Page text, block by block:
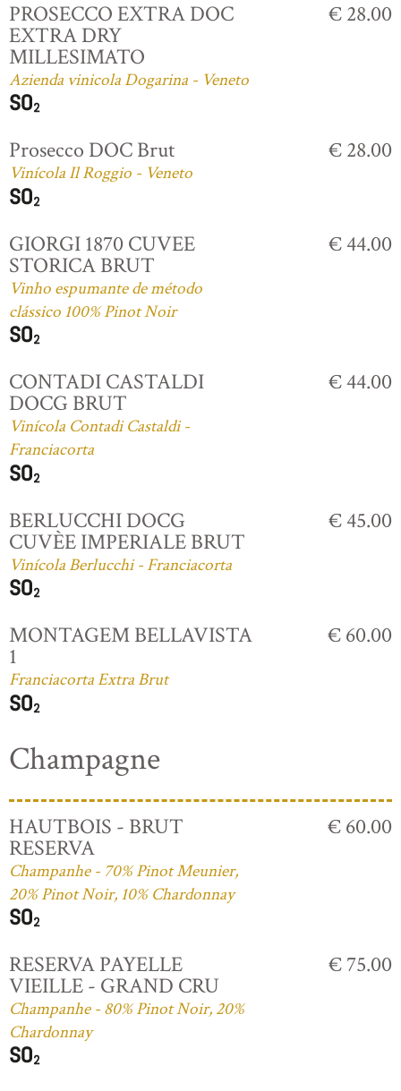
PROSECCO EXTRA DOC
EXTRA DRY
MILLESIMATO
Azienda vinicola Dogarina - Veneto
€ 28.00
Prosecco DOC Brut
Vinícola Il Roggio - Veneto
€ 28.00
GIORGI 1870 CUVEE
STORICA BRUT
Vinho espumante de método
clássico 100% Pinot Noir
€ 44.00
CONTADI CASTALDI
DOCG BRUT
Vinícola Contadi Castaldi -
Franciacorta
€ 44.00
BERLUCCHI DOCG
CUVÈE IMPERIALE BRUT
Vinícola Berlucchi - Franciacorta
€ 45.00
MONTAGEM BELLAVISTA
1
Franciacorta Extra Brut
€ 60.00
Champagne
HAUTBOIS - BRUT
RESERVA
Champanhe - 70% Pinot Meunier,
20% Pinot Noir, 10% Chardonnay
€ 60.00
RESERVA PAYELLE
VIEILLE - GRAND CRU
Champanhe - 80% Pinot Noir, 20%
Chardonnay
€ 75.00